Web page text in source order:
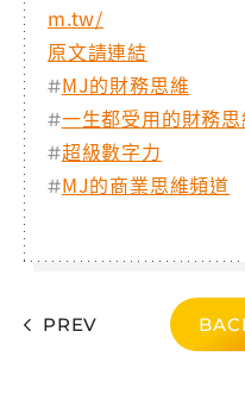
m.tw/
原文請連結
#MJ的財務思維
#一生都受用的財務
#超級數字力
#MJ的商業思維頻道
PREV